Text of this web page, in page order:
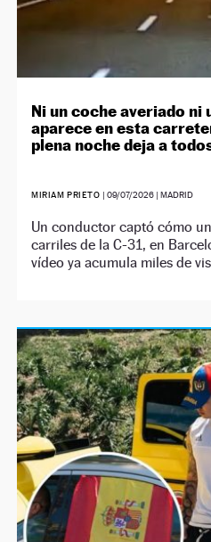
Ni un coche averiado ni
aparece en esta
plena noche deja a
MIRIAM PRIETO | 09/07/2026| MADRID
Un conductor captó cómo
carriles de la C-31, en
vídeo ya acumula miles de